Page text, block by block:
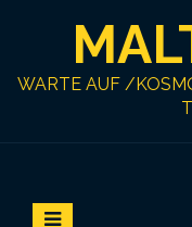
WARTE AUF /